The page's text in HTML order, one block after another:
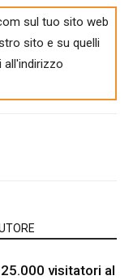
sul tuo sito web
sito e su quelli
visitatori al